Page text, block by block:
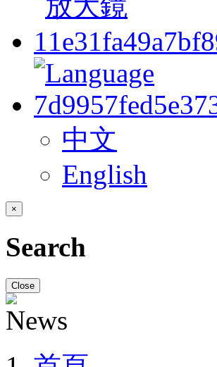
中文
English
×
Search
Close